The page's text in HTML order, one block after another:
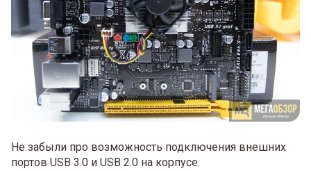
Не забыли про возможность подключения внешних
портов USB 3.0 и USB 2.0 на корпусе.